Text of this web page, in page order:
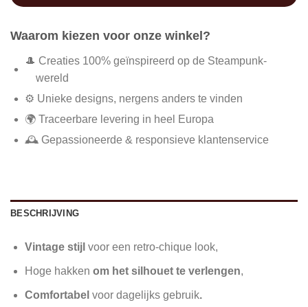
Waarom kiezen voor onze winkel?
🎩 Creaties 100% geïnspireerd op de Steampunk-
wereld
⚙️ Unieke designs, nergens anders te vinden
🌍 Traceerbare levering in heel Europa
🕰️ Gepassioneerde & responsieve klantenservice
BESCHRIJVING
Vintage stijl voor een retro-chique look,
Hoge hakken om het silhouet te verlengen,
Comfortabel voor dagelijks gebruik.